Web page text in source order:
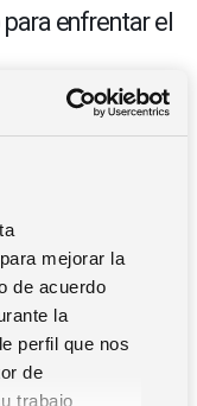
mejorar la
de acuerdo
la
perfil que nos
de
trabajo
enfrentar el
diseñadas para
aplicaciones.
hasta el
por los
plataforma de
y ERP
serie de